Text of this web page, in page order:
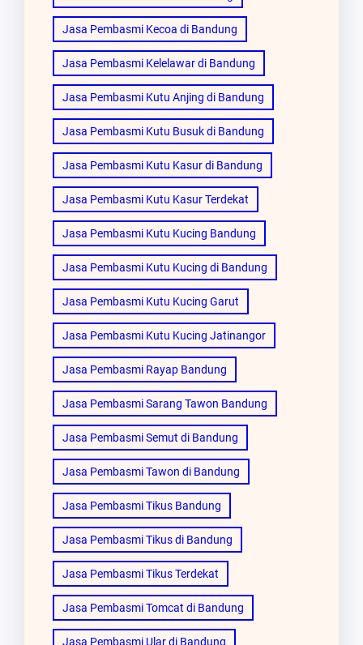
Jasa Pembasmi Kecoa di Bandung
Jasa Pembasmi Kelelawar di Bandung
Jasa Pembasmi Kutu Anjing di Bandung
Jasa Pembasmi Kutu Busuk di Bandung
Jasa Pembasmi Kutu Kasur di Bandung
Jasa Pembasmi Kutu Kasur Terdekat
Jasa Pembasmi Kutu Kucing Bandung
Jasa Pembasmi Kutu Kucing di Bandung
Jasa Pembasmi Kutu Kucing Garut
Jasa Pembasmi Kutu Kucing Jatinangor
Jasa Pembasmi Rayap Bandung
Jasa Pembasmi Sarang Tawon Bandung
Jasa Pembasmi Semut di Bandung
Jasa Pembasmi Tawon di Bandung
Jasa Pembasmi Tikus Bandung
Jasa Pembasmi Tikus di Bandung
Jasa Pembasmi Tikus Terdekat
Jasa Pembasmi Tomcat di Bandung
Jasa Pembasmi Ular di Bandung